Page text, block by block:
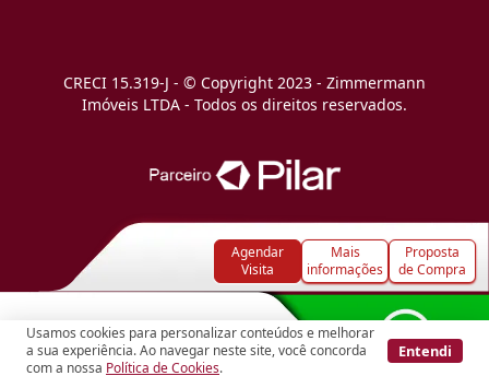
Usamos cookies para personalizar conteúdos e melhorar
a sua experiência. Ao navegar neste site, você concorda
com a nossa Política de Cookies.
Entendi
Agendar
Visita
Mais
informações
Proposta
de Compra
CRECI 15.319-J - © Copyright 2023 - Zimmermann
Imóveis LTDA - Todos os direitos reservados.